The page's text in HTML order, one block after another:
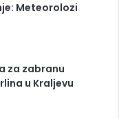
Meteorolozi
za zabranu
u Kraljevu